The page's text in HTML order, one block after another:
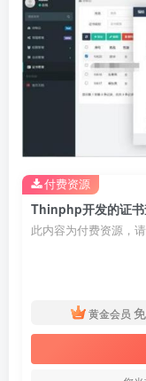
Thinphp开发的证书
此内容为付费资源，
黄金会员
付费资源